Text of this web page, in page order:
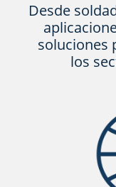
Desde
soluciones
los